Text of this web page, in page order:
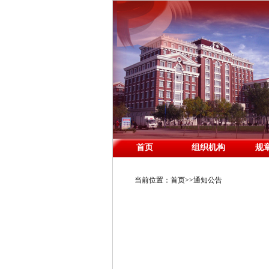
首页 组织机构 规
当前位置： 首页>>通知公告